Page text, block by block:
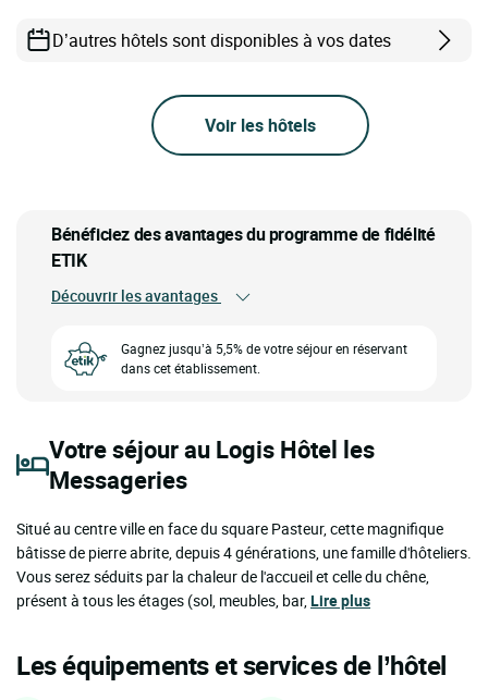
D’autres hôtels sont disponibles à vos dates
Voir les hôtels
Bénéficiez des avantages du programme de fidélité
ETIK
Découvrir les avantages
Gagnez jusqu’à 5,5% de votre séjour en réservant
dans cet établissement.
Votre séjour au Logis Hôtel les
Messageries
Situé au centre ville en face du square Pasteur, cette magnifique
bâtisse de pierre abrite, depuis 4 générations, une famille d'hôteliers.
Vous serez séduits par la chaleur de l'accueil et celle du chêne,
présent à tous les étages (sol, meubles, bar,Lire plus
Les équipements et services de l’hôtel